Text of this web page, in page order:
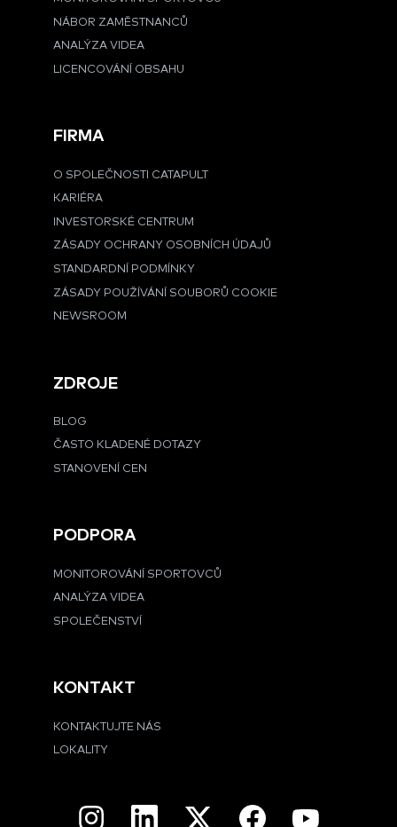
NÁBOR ZAMĚSTNANCŮ
ANALÝZA VIDEA
LICENCOVÁNÍ OBSAHU
FIRMA
O SPOLEČNOSTI CATAPULT
KARIÉRA
INVESTORSKÉ CENTRUM
ZÁSADY OCHRANY OSOBNÍCH ÚDAJŮ
STANDARDNÍ PODMÍNKY
ZÁSADY POUŽÍVÁNÍ SOUBORŮ COOKIE
NEWSROOM
ZDROJE
BLOG
ČASTO KLADENÉ DOTAZY
STANOVENÍ CEN
PODPORA
MONITOROVÁNÍ SPORTOVCŮ
ANALÝZA VIDEA
SPOLEČENSTVÍ
KONTAKT
KONTAKTUJTE NÁS
LOKALITY